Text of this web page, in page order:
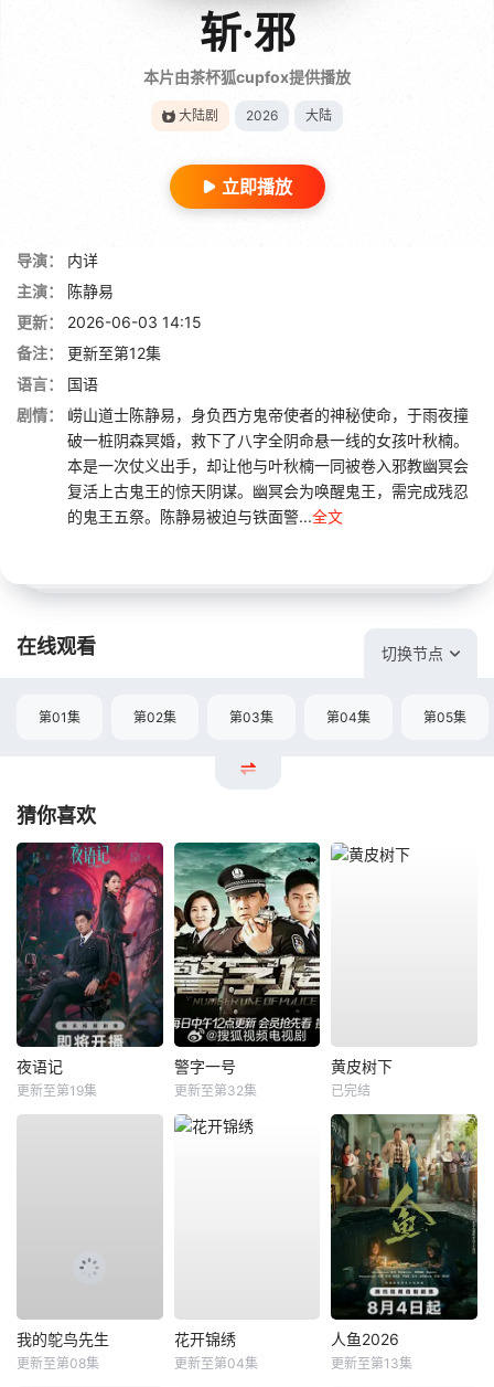
斩·邪
本片由茶杯狐cupfox提供播放
大陆剧 2026 大陆
立即播放
导演：
内详
主演：
陈静易
更新：
2026-06-03 14:15
备注：
更新至第12集
语言：
国语
剧情：
崂山道士陈静易，身负西方鬼帝使者的神秘使命，于雨夜撞
破一桩阴森冥婚，救下了八字全阴命悬一线的女孩叶秋楠。
本是一次仗义出手，却让他与叶秋楠一同被卷入邪教幽冥会
复活上古鬼王的惊天阴谋。幽冥会为唤醒鬼王，需完成残忍
的鬼王五祭。陈静易被迫与铁面警...全文
在线观看 切换节点
第01集 第02集 第03集 第04集 第05集
猜你喜欢
夜语记
更新至第19集
警字一号
更新至第32集
黄皮树下
已完结
我的鸵鸟先生
更新至第08集
花开锦绣
更新至第04集
人鱼2026
更新至第13集